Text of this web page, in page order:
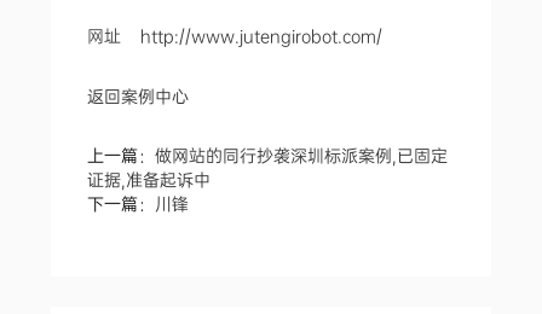
网址 http://www.jutengirobot.com/
返回案例中心
上一篇：做网站的同行抄袭深圳标派案例,已固定
证据,准备起诉中
下一篇： 川锋